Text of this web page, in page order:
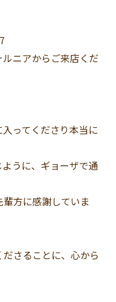
ニアからご来店くだ
ってくださり本当に
うに、ギョーザで通
方に感謝していま
さることに、心から